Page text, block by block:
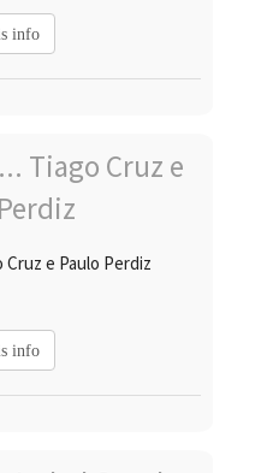
info
Cruz e Paulo Perdiz
info